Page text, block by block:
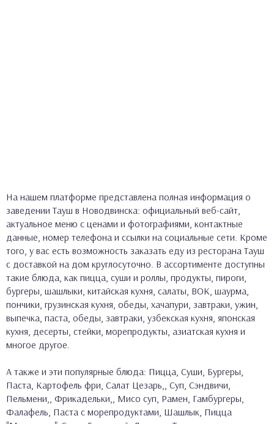
На нашем платформе представлена полная информация о
заведении Тауш в Новодвинска: официальный веб-сайт,
актуальное меню с ценами и фотографиями, контактные
данные, номер телефона и ссылки на социальные сети. Кроме
того, у вас есть возможность заказать еду из ресторана Тауш
с доставкой на дом круглосуточно. В ассортименте доступны
такие блюда, как пицца, суши и роллы, продукты, пироги,
бургеры, шашлыки, китайская кухня, салаты, ВОК, шаурма,
пончики, грузинская кухня, обеды, хачапури, завтраки, ужин,
выпечка, паста, обеды, завтраки, узбекская кухня, японская
кухня, десерты, стейки, морепродукты, азиатская кухня и
многое другое.
А также и эти популярные блюда: Пицца, Суши, Бургеры,
Паста, Картофель фри, Салат Цезарь,, Суп, Сэндвичи,
Пельмени,, Фрикадельки,, Мисо суп, Рамен, Гамбургеры,
Фалафель, Паста с морепродуктами, Шашлык, Пицца